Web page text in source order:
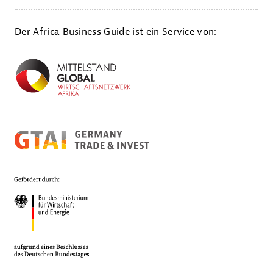
Der Africa Business Guide ist ein Service von: